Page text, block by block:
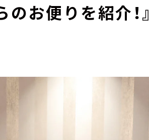
のお便りを紹介！』